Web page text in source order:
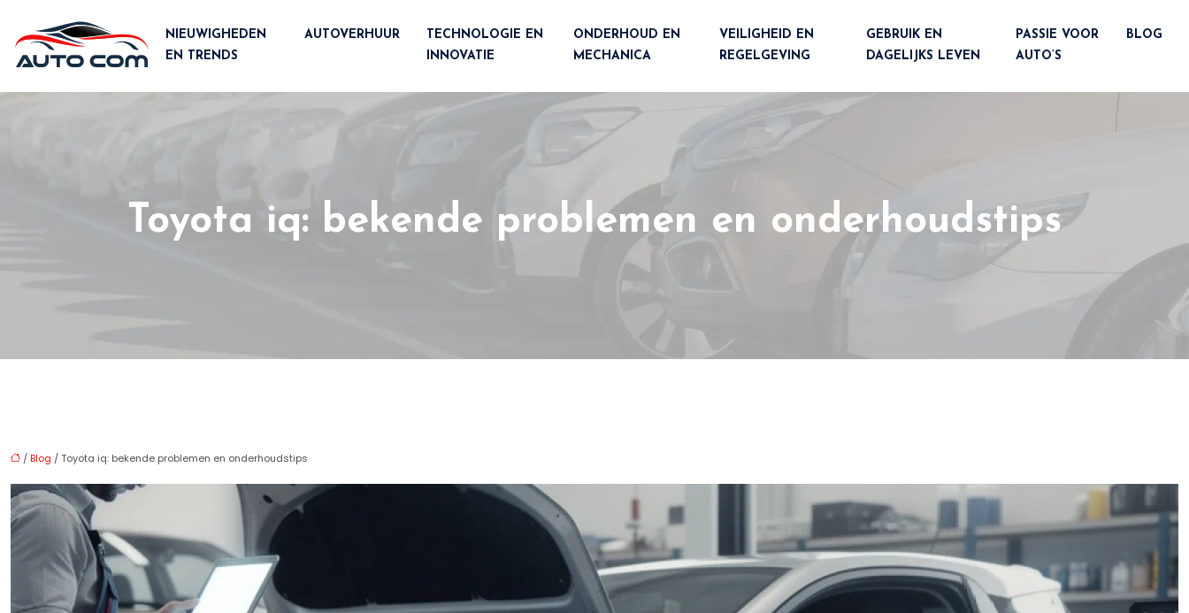
NIEUWIGHEDEN
EN TRENDS
AUTOVERHUUR
TECHNOLOGIE EN
INNOVATIE
ONDERHOUD EN
MECHANICA
VEILIGHEID EN
REGELGEVING
GEBRUIK EN
DAGELIJKS LEVEN
PASSIE VOOR
AUTO’S
BLOG
Toyota iq: bekende problemen en onderhoudstips
/ Blog / Toyota iq: bekende problemen en onderhoudstips